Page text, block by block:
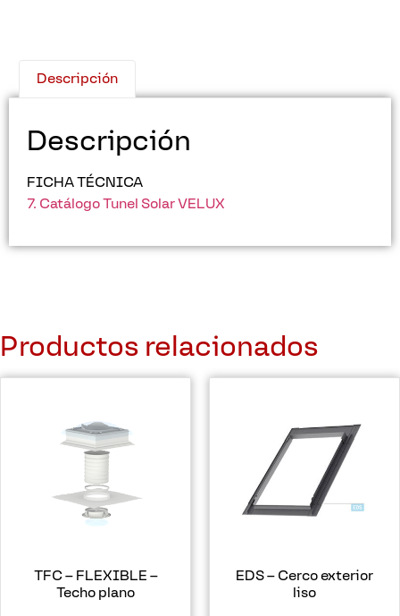
Descripción
Descripción
FICHA TÉCNICA
7. Catálogo Tunel Solar VELUX
Productos relacionados
TFC – FLEXIBLE –
Techo plano
EDS – Cerco exterior
liso